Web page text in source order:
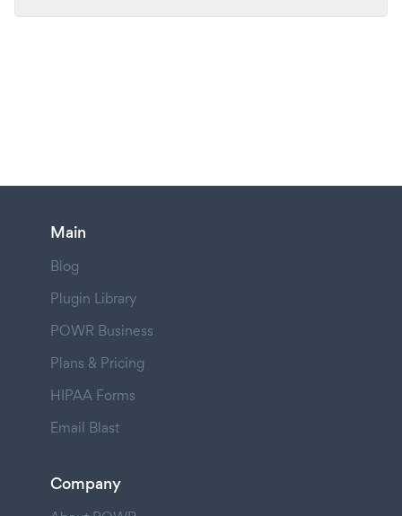
Main
Blog
Plugin Library
POWR Business
Plans & Pricing
HIPAA Forms
Email Blast
Company